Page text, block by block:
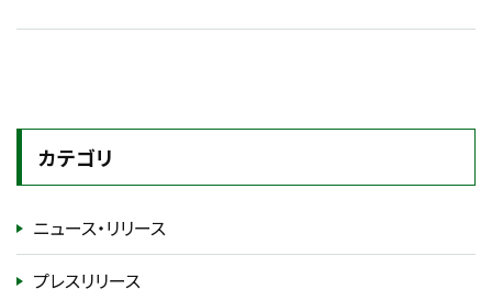
カテゴリ
ニュース・リリース
プレスリリース